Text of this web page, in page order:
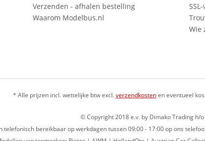
Verzenden - afhalen bestelling
Waarom Modelbus.nl
Wie
* Alle prijzen incl. wettelijke btw excl.verzendkostenen eventueel
© Copyright 2018 e.v. by Dimako Trading h/
telefonisch bereikbaar op werkdagen tussen 09:00 - 17:00 op ons